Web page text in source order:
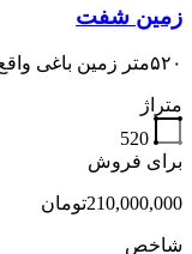
زمین شفت
۵۲۰متر زمین باغی واقع در شفت کاربری باغ تقسیم نامه…
متراژ
520
برای فروش
210,000,000تومان
شاخص